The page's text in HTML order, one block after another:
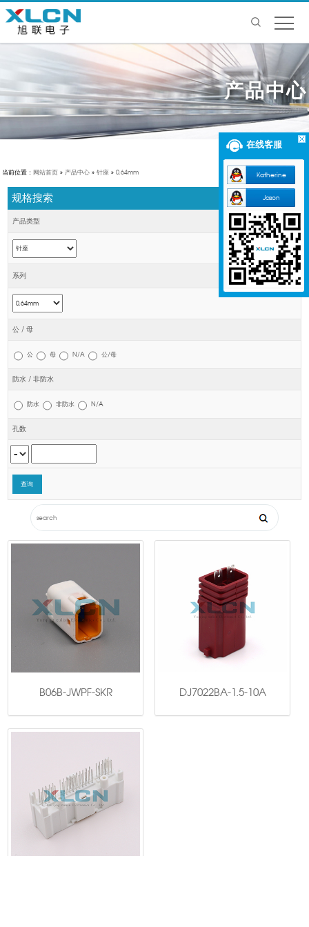
产品中心
当前位置： 网站首页» 产品中心» 针座» 0.64mm
规格搜索
产品类型
系列
公 / 母
公 母 N/A 公/母
防水 / 非防水
防水 非防水 N/A
孔数
B06B-JWPF-SKR DJ7022BA-1.5-10A
在线客服
Katherine
Jason